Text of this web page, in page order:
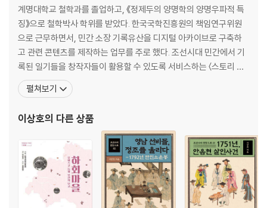
9. 읽어야 도움이 된다
-위인의 탄생과 징조 256/혜성과 징조 258/백제 멸망과 징조 259/불귀
신과 징조 261
10. 신기하고 희한한 보물
-본성을 보는 학의 깃털 262/날아다니는 지팡이 263/날아다니는 피리와
거문고 264/애정을 받게 해주는 여의주 266/멀리까지 소리를 전하는 돌
종 267/물의 신을 잠재운 석탑 268/비법을 지닌 문두루 269/하늘의 부
부록 7개의 키워드로 읽는 세계기록유산 삼국유사-이상호
1. 유네스코와 등재 유산 제도 276/2. 세계기록유산 280/3. 등재 대상 삼
국유사 285/4. 몽골 충격기 294/5. 하나의 민족, 그리고 민족지 299/6.
주체적 역사관 303/7. 남은 가치들 307
참고문헌 310
계명대학교 철학과를 졸업하고, 《정제두의 양명학의 양명우파적 특
징》으로 철학박사 학위를 받았다. 한국국학진흥원의 책임연구위원
으로 근무하면서, 민간 소장 기록유산을 디지털 아카이브로 구축하
고 관련 콘텐츠를 제작하는 업무를 주로 했다. 조선시대 민간에서 기
록된 일기들을 창작자들이 활용할 수 있도록 서비스하는 〈스토리 테
마파크〉를 기획했다. 전통문화에 대한 인문학적 고민을 일반인들과
공유하고 새로운 활용 가능성을 모색하는 연구자 역할을 중요하게 생
읽기》, 《이야기로 보는 한국의 세계기록유산》(공저), 《역사책에 없
펼쳐보기
이상호의 다른 상품